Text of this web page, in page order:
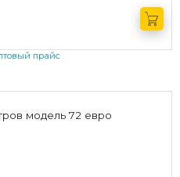
прайс